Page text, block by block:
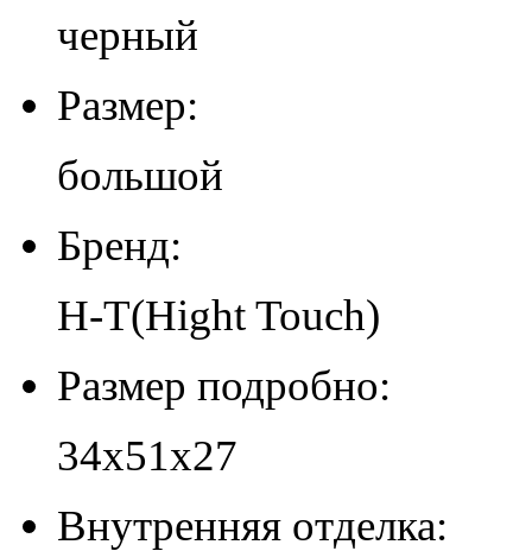
черный
Размер:
большой
Бренд:
H-T(Hight Touch)
Размер подробно:
34х51х27
Внутренняя отделка: